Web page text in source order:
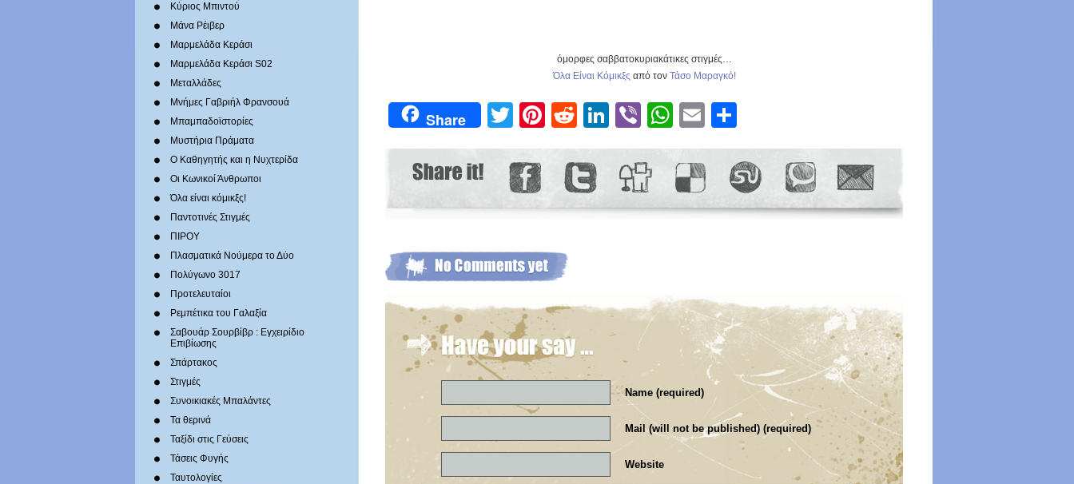
Κύριος Μπιντού
Μάνα Ρέιβερ
Μαρμελάδα Κεράσι
Μαρμελάδα Κεράσι S02
Μεταλλάδες
Mνήμες Γαβριήλ Φρανσουά
Μπαμπαδοϊστορίες
Μυστήρια Πράματα
Ο Καθηγητής και η Νυχτερίδα
Οι Κωνικοί Άνθρωποι
Όλα είναι κόμικξς!
Παντοτινές Στιγμές
ΠΙΡΟΥ
Πλασματικά Νούμερα το Δύο
Πολύγωνο 3017
Προτελευταίοι
Ρεμπέτικα του Γαλαξία
Σαβουάρ Σουρβίβρ : Εγχειρίδιο
Επιβίωσης
Σπάρτακος
Στιγμές
Συνοικιακές Μπαλάντες
Τα θερινά
Ταξίδι στις Γεύσεις
Τάσεις Φυγής
Ταυτολογίες
όμορφες σαββατοκυριακάτικες στιγμές…
Όλα Είναι Κόμικξς από τον Τάσο Μαραγκό!
Share Twitter
Pinterest
RedditLinkedIn
ViberWhatsApp
Email
Name (required)
Mail (will not be published) (required)
Website